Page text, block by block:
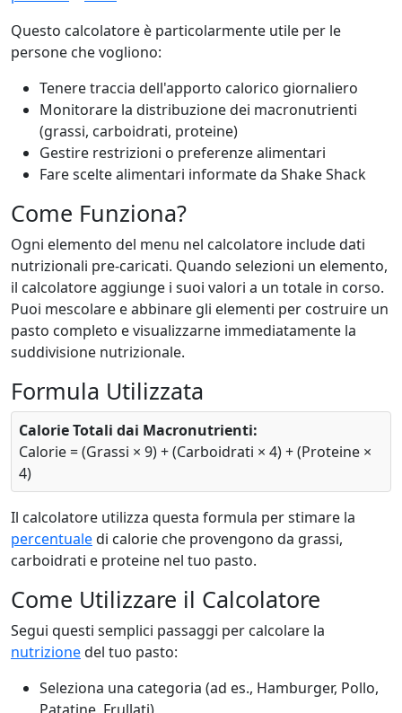
Questo calcolatore è particolarmente utile per le
persone che vogliono:
Tenere traccia dell'apporto calorico giornaliero
Monitorare la distribuzione dei macronutrienti
(grassi, carboidrati, proteine)
Gestire restrizioni o preferenze alimentari
Fare scelte alimentari informate da Shake Shack
Come Funziona?
Ogni elemento del menu nel calcolatore include dati
nutrizionali pre-caricati. Quando selezioni un elemento,
il calcolatore aggiunge i suoi valori a un totale in corso.
Puoi mescolare e abbinare gli elementi per costruire un
pasto completo e visualizzarne immediatamente la
suddivisione nutrizionale.
Formula Utilizzata
Calorie Totali dai Macronutrienti:
Calorie = (Grassi × 9) + (Carboidrati × 4) + (Proteine ×
4)
Il calcolatore utilizza questa formula per stimare la
percentualedi calorie che provengono da grassi,
carboidrati e proteine nel tuo pasto.
Come Utilizzare il Calcolatore
Segui questi semplici passaggi per calcolare la
nutrizionedel tuo pasto:
Seleziona una categoria (ad es., Hamburger, Pollo,